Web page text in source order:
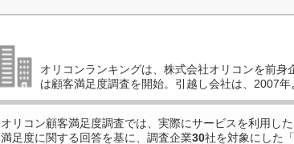
オリコンランキングは、株式会社オリコンを前
は顧客満足度調査を開始。引越し会社は、2007年
オリコン顧客満足度調査では、実際にサービスを利用した
満足度に関する回答を基に、調査企業30社を対象にした「